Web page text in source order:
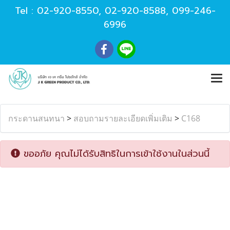
Tel : 02-920-8550, 02-920-8588, 099-246-
6996
กระดานสนทนา > สอบถามรายละเอียดเพิ่มเติม > C168
ขออภัย คุณไม่ได้รับสิทธิในการเข้าใช้งานในส่วนนี้